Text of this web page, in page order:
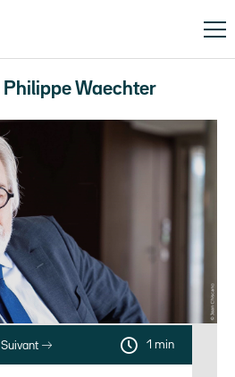
Philippe Waechter
Suivant 1 min